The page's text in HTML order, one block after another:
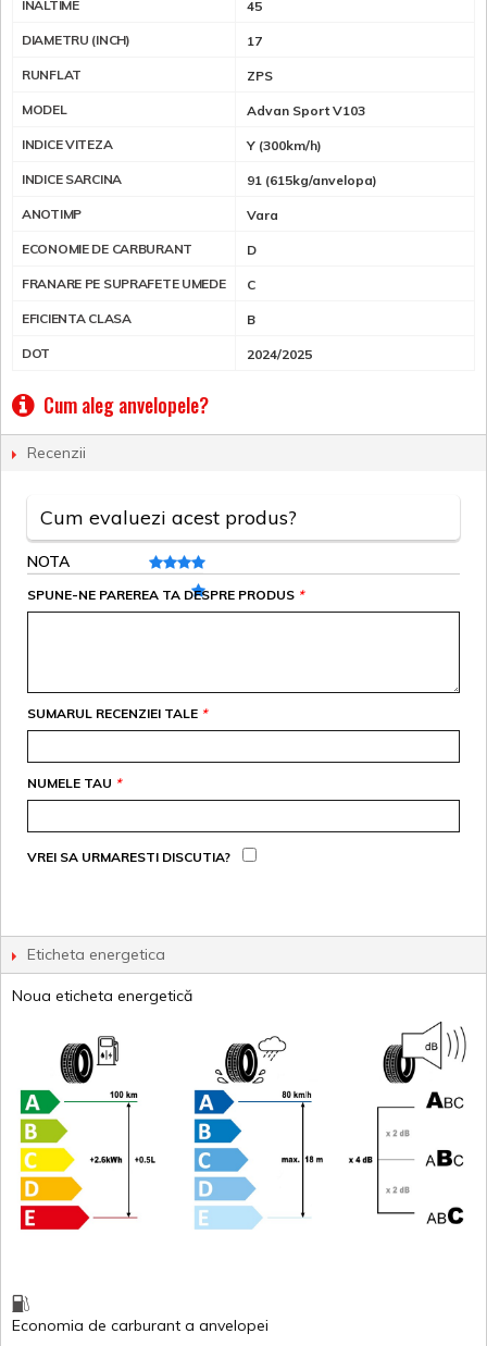
INALTIME 45
DIAMETRU (INCH) 17
RUNFLAT ZPS
MODEL Advan Sport V103
INDICE VITEZA Y (300km/h)
INDICE SARCINA 91 (615kg/anvelopa)
ANOTIMP Vara
ECONOMIE DE CARBURANT D
FRANARE PE SUPRAFETE UMEDE C
EFICIENTA CLASA B
DOT 2024/2025
Cum aleg anvelopele?
Recenzii
Cum evaluezi acest produs?
NOTA
*
SPUNE-NE PAREREA TA DESPRE PRODUS
*
SUMARUL RECENZIEI TALE
*
NUMELE TAU
VREI SA URMARESTI DISCUTIA?
Eticheta energetica
Noua eticheta energetică
Economia de carburant a anvelopei